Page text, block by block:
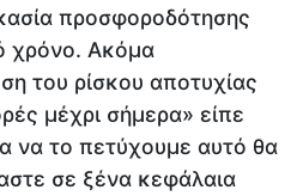
προσφοροδότησης
χρόνο. Ακόμα
του ρίσκου αποτυχίας
μέχρι σήμερα» είπε
να το πετύχουμε αυτό θα
σε ξένα κεφάλαια